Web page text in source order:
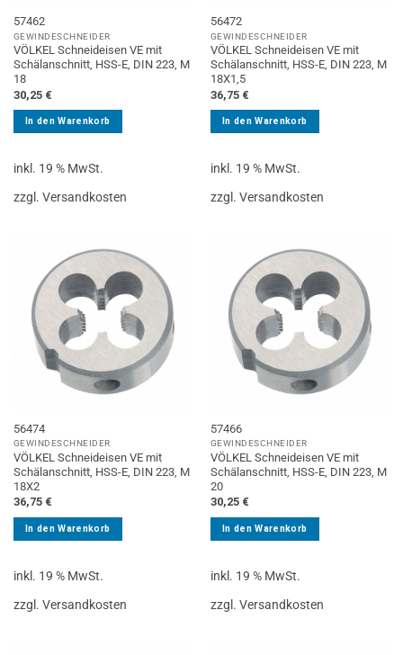
57462
GEWINDESCHNEIDER
VÖLKEL Schneideisen VE mit
Schälanschnitt, HSS-E, DIN 223, M
18
30,25 €
In den Warenkorb
inkl. 19 % MwSt.
zzgl. Versandkosten
56472
GEWINDESCHNEIDER
VÖLKEL Schneideisen VE mit
Schälanschnitt, HSS-E, DIN 223, M
18X1,5
36,75 €
In den Warenkorb
inkl. 19 % MwSt.
zzgl. Versandkosten
56474
GEWINDESCHNEIDER
VÖLKEL Schneideisen VE mit
Schälanschnitt, HSS-E, DIN 223, M
18X2
36,75 €
In den Warenkorb
inkl. 19 % MwSt.
zzgl. Versandkosten
57466
GEWINDESCHNEIDER
VÖLKEL Schneideisen VE mit
Schälanschnitt, HSS-E, DIN 223, M
20
30,25 €
In den Warenkorb
inkl. 19 % MwSt.
zzgl. Versandkosten